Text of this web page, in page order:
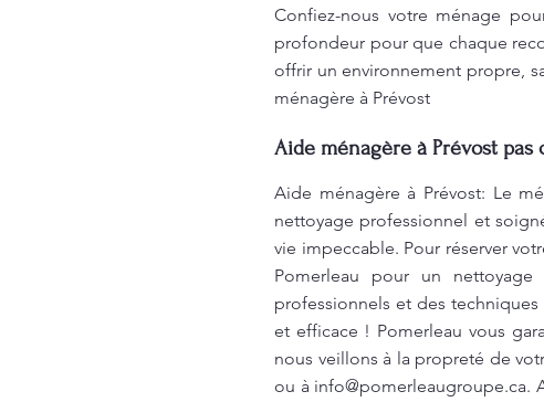
Confiez-nous votre ménage
profondeur pour que chaque
offrir un environnement propre,
ménagère à Prévost
Aide ménagère à Prévost
Aide ménagère à Prévost: Le
nettoyage professionnel et
vie impeccable. Pour réserver
Pomerleau pour un
professionnels et des
et efficace ! Pomerleau vous
nous veillons à la propreté de
ou à info@pomerleaugroupe.ca.